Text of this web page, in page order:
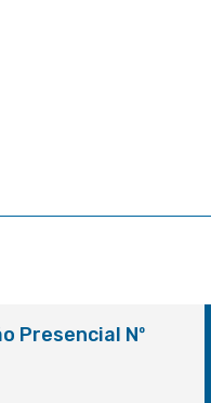
Presencial Nº